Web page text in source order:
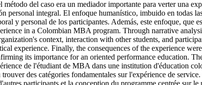
del caso era un mediador importante para verter una
integral. El enfoque humanístico, imbuido en todas
y personal de los participantes. Además, este enfoque, que
in a Colombian MBA program. Through narrative
context, interaction with other students, and
experience. Finally, the consequences of the experience
its importance for an oriented performance education.
de l'étudiant de MBA dans une institution d'éducation
des catégories fondamentales sur l'expérience de
participants et la conception du programme centrée sur